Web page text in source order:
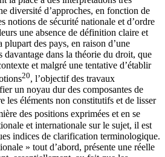
diversité d’approches, en fonction de
notions de sécurité nationale et d’ordre
une absence de définition claire et
plupart des pays, en raison d’une
davantage dans la théorie du droit, que
et malgré une tentative d’établir
20, l’objectif des travaux
un noyau dur des composantes de
les éléments non constitutifs et de lisser
des positions exprimées et en se
et internationale sur le sujet, il est
indices de clarification terminologique.
» tout d’abord, présente une réelle